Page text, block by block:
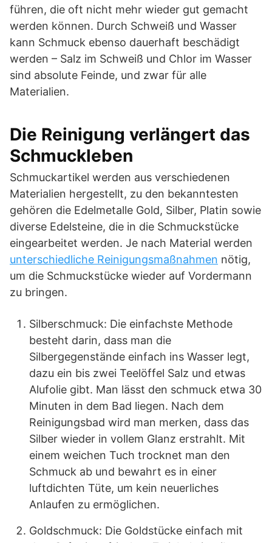
führen, die oft nicht mehr wieder gut gemacht
werden können. Durch Schweiß und Wasser
kann Schmuck ebenso dauerhaft beschädigt
werden – Salz im Schweiß und Chlor im Wasser
sind absolute Feinde, und zwar für alle
Materialien.
Die Reinigung verlängert das
Schmuckleben
Schmuckartikel werden aus verschiedenen
Materialien hergestellt, zu den bekanntesten
gehören die Edelmetalle Gold, Silber, Platin sowie
diverse Edelsteine, die in die Schmuckstücke
eingearbeitet werden. Je nach Material werden
unterschiedliche Reinigungsmaßnahmen nötig,
um die Schmuckstücke wieder auf Vordermann
zu bringen.
Silberschmuck: Die einfachste Methode
besteht darin, dass man die
Silbergegenstände einfach ins Wasser legt,
dazu ein bis zwei Teelöffel Salz und etwas
Alufolie gibt. Man lässt den schmuck etwa 30
Minuten in dem Bad liegen. Nach dem
Reinigungsbad wird man merken, dass das
Silber wieder in vollem Glanz erstrahlt. Mit
einem weichen Tuch trocknet man den
Schmuck ab und bewahrt es in einer
luftdichten Tüte, um kein neuerliches
Anlaufen zu ermöglichen.
Goldschmuck: Die Goldstücke einfach mit